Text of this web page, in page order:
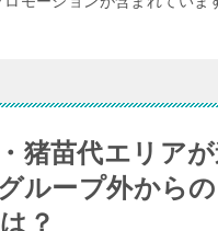
・猪苗代エリア
ループ外から
？